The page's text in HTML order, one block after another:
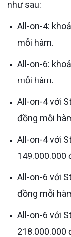
như sau:
All-on-4: khoảng 109.000.000 – 149.000.000 đồng
mỗi hàm.
All-on-6: khoảng 158.000.000 – 218.000.000 đồng
mỗi hàm.
All-on-4 với Straumann SLA: khoảng 129.000.000
đồng mỗi
All-on-4 với Straumann SLActive: khoảng
149.000.000
All-on-6 với Straumann SLA: khoảng 188.000.000
đồng mỗi
All-on-6 với Straumann SLActive: khoảng
218.000.000